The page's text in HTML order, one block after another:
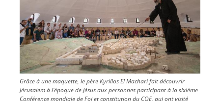
Grâce à une maquette, le père Kyrillos El Machari fait découvrir
Jérusalem à l’époque de Jésus aux personnes participant à la sixième
Conférence mondiale de Foi et constitution du COE, qui ont visité